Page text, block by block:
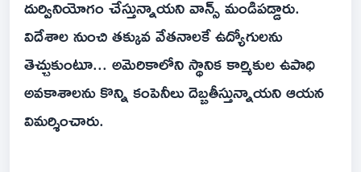
దుర్వినియోగం చేస్తున్నాయని వాన్స్ మండిపడ్డారు.
విదేశాల నుంచి తక్కువ వేతనాలకే ఉద్యోగులను
తెచ్చుకుంటూ... అమెరికాలోని స్థానిక కార్మికుల ఉపాధి
అవకాశాలను కొన్ని కంపెనీలు దెబ్బతీస్తున్నాయని ఆయన
విమర్శించారు.